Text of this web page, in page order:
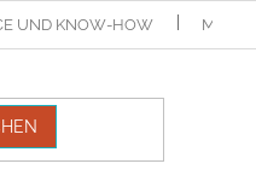
UND KNOW-HOW MEINE